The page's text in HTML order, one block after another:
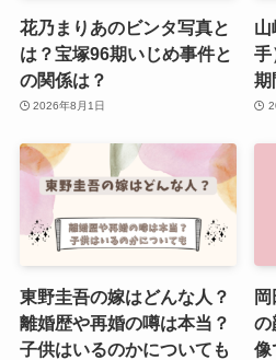
花乃まりあのビンタ写真と
は？宝塚96期いじめ事件と
の関係は？
2026年8月1日
山
手
期
東野圭吾の嫁はどんな人？
離婚歴や再婚の噂は本当？
子供はいるのかについても
の
像